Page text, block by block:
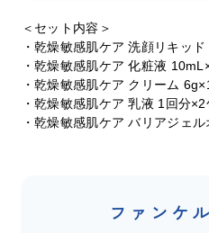
＜セット内容＞
・乾燥敏感肌ケア 洗顔リキッ
・乾燥敏感肌ケア 化粧液
・乾燥敏感肌ケア クリーム
・乾燥敏感肌ケア 乳液 1回分×2
・乾燥敏感肌ケア バリアジェ
ファンケ